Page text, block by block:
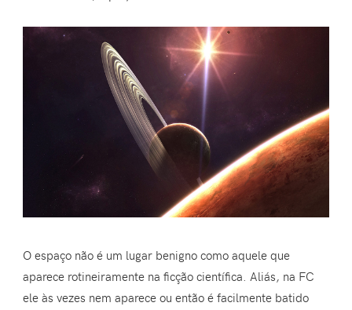
O espaço não é um lugar benigno como aquele que
aparece rotineiramente na ficção científica. Aliás, na FC
ele às vezes nem aparece ou então é facilmente batido